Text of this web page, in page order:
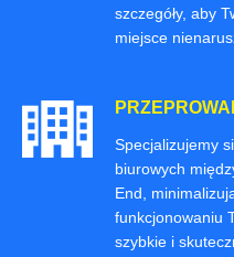
szczegóły, aby
miejsce
Specjalizujemy
biurowych
End,
funkcjonowaniu
szybkie i